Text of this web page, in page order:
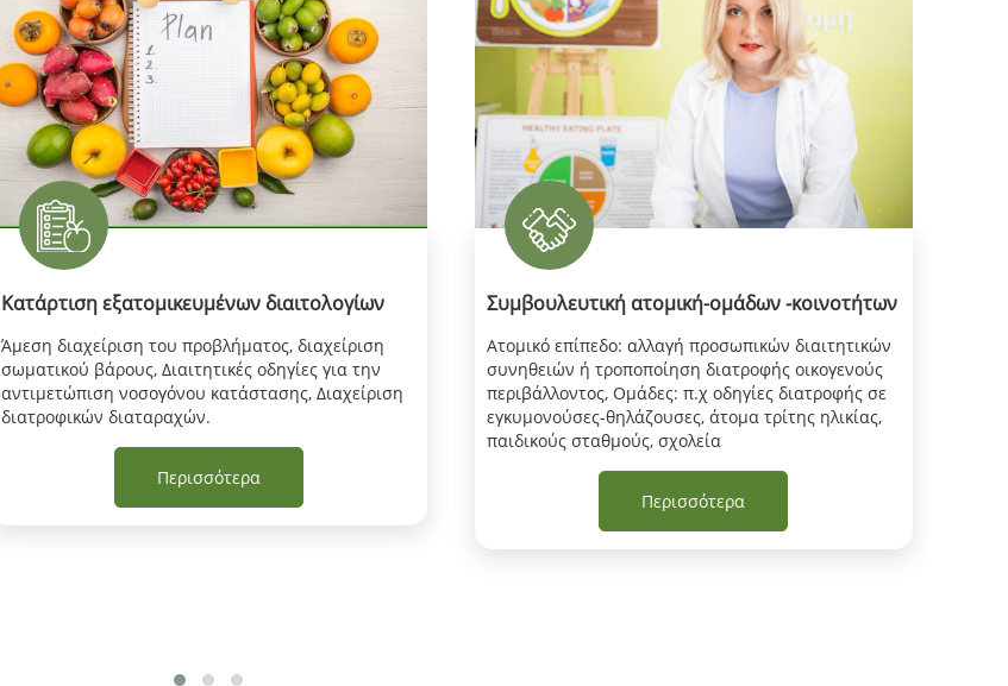
Κατάρτιση εξατομικευμένων διαιτολογίων
Άμεση διαχείριση του προβλήματος, διαχείριση
σωματικού βάρους, Διαιτητικές οδηγίες για την
αντιμετώπιση νοσογόνου κατάστασης, Διαχείριση
διατροφικών διαταραχών.
Περισσότερα
Συμβουλευτική ατομική-ομάδων -κοινοτήτων
Aτομικό επίπεδο: αλλαγή προσωπικών διαιτητικών
συνηθειών ή τροποποίηση διατροφής οικογενούς
περιβάλλοντος, Oμάδες: π.χ οδηγίες διατροφής σε
εγκυμονούσες-θηλάζουσες, άτομα τρίτης ηλικίας,
παιδικούς σταθμούς, σχολεία
Περισσότερα